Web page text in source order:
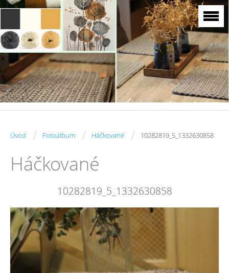
Úvod / Fotoalbum / Háčkované / 10282819_5_1332630858
Háčkované
10282819_5_1332630858